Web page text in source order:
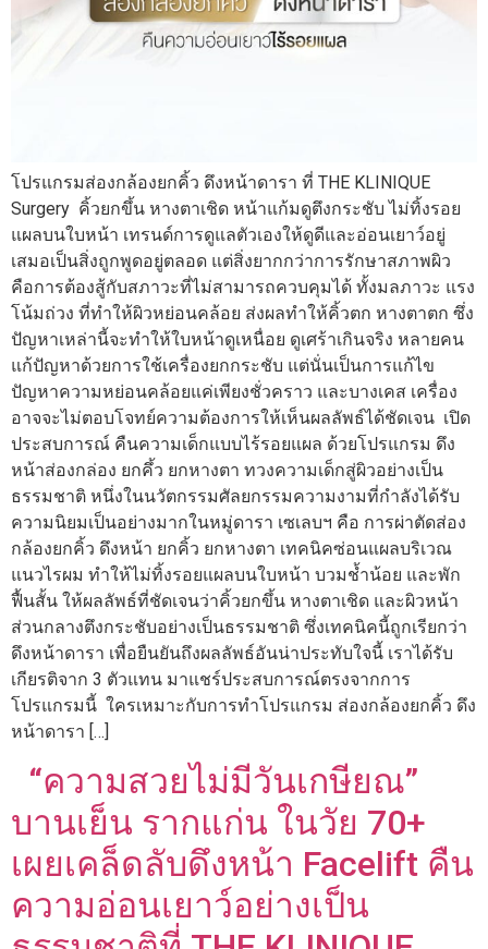
โปรแกรมส่องกล้องยกคิ้ว ดึงหน้าดารา ที่ THE KLINIQUE
Surgery คิ้วยกขึ้น หางตาเชิด หน้าแก้มดูตึงกระชับ ไม่ทิ้งรอย
แผลบนใบหน้า เทรนด์การดูแลตัวเองให้ดูดีและอ่อนเยาว์อยู่
เสมอเป็นสิ่งถูกพูดอยู่ตลอด แต่สิ่งยากกว่าการรักษาสภาพผิว
คือการต้องสู้กับสภาวะที่ไม่สามารถควบคุมได้ ทั้งมลภาวะ แรง
โน้มถ่วง ที่ทำให้ผิวหย่อนคล้อย ส่งผลทำให้คิ้วตก หางตาตก ซึ่ง
ปัญหาเหล่านี้จะทำให้ใบหน้าดูเหนื่อย ดูเศร้าเกินจริง หลายคน
แก้ปัญหาด้วยการใช้เครื่องยกกระชับ แต่นั่นเป็นการแก้ไข
ปัญหาความหย่อนคล้อยแค่เพียงชั่วคราว และบางเคส เครื่อง
อาจจะไม่ตอบโจทย์ความต้องการให้เห็นผลลัพธ์ได้ชัดเจน เปิด
ประสบการณ์ คืนความเด็กแบบไร้รอยแผล ด้วยโปรแกรม ดึง
หน้าส่องกล่อง ยกคึ้ว ยกหางตา ทวงความเด็กสู่ผิวอย่างเป็น
ธรรมชาติ หนึ่งในนวัตกรรมศัลยกรรมความงามที่กำลังได้รับ
ความนิยมเป็นอย่างมากในหมู่ดารา เซเลบฯ คือ การผ่าตัดส่อง
กล้องยกคิ้ว ดึงหน้า ยกคิ้ว ยกหางตา เทคนิคซ่อนแผลบริเวณ
แนวไรผม ทำให้ไม่ทิ้งรอยแผลบนใบหน้า บวมช้ำน้อย และพัก
ฟื้นสั้น ให้ผลลัพธ์ที่ชัดเจนว่าคิ้วยกขึ้น หางตาเชิด และผิวหน้า
ส่วนกลางตึงกระชับอย่างเป็นธรรมชาติ ซึ่งเทคนิคนี้ถูกเรียกว่า
ดึงหน้าดารา เพื่อยืนยันถึงผลลัพธ์อันน่าประทับใจนี้ เราได้รับ
เกียรติจาก 3 ตัวแทน มาแชร์ประสบการณ์ตรงจากการ
โปรแกรมนี้ ใครเหมาะกับการทำโปรแกรม ส่องกล้องยกคิ้ว ดึง
หน้าดารา […]
“ความสวยไม่มีวันเกษียณ”
บานเย็น รากแก่น ในวัย 70+
เผยเคล็ดลับดึงหน้า Facelift คืน
ความอ่อนเยาว์อย่างเป็น